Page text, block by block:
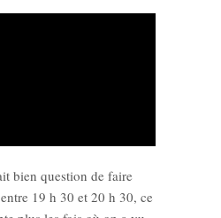
bien question de faire
19 h 30 et 20 h 30, ce